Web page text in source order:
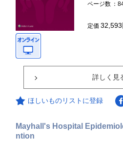
ページ数 ：
定価
詳しく見
ほしいものリストに登録
Mayhall's Hospital
ntion